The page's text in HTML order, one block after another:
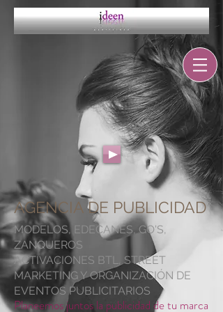
AGENCIA DE PUBLICIDAD
MODELOS, EDECANES, GO'S,
ZANQUEROS
ACTIVACIONES BTL, STREET
MARKETING Y ORGANIZACIÓN DE
EVENTOS PUBLICITARIOS
Planeemos juntos la public​idad de tu marca